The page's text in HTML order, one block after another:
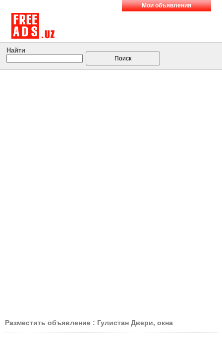
Мои объявления
Найти
Разместить объявление : Гулистан Двери, окна